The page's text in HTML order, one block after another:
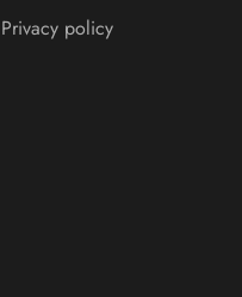
Privacy policy